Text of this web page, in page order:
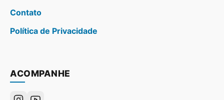
Contato
Política de Privacidade
ACOMPANHE